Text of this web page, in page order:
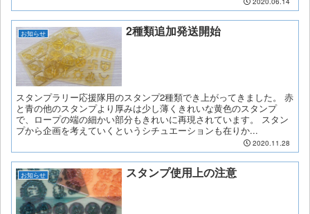
お知らせ 2種類追加発送開始
スタンプラリー応援隊用のスタンプ2種類でき上がってきました。 赤
と青の他のスタンプより厚みは少し薄くきれいな黄色のスタンプ
で、ロープの端の細かい部分もきれいに再現されています。 スタン
プから企画を考えていくというシチュエーションも在りか...
2020.11.28
お知らせ スタンプ使用上の注意